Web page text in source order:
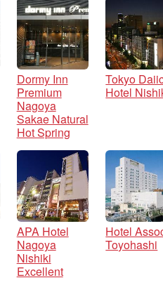
Dormy Inn
Premium
Nagoya
Sakae Natural
Hot Spring
Tokyo
Hotel
APA Hotel
Nagoya
Nishiki
Excellent
Hotel
Toyohashi